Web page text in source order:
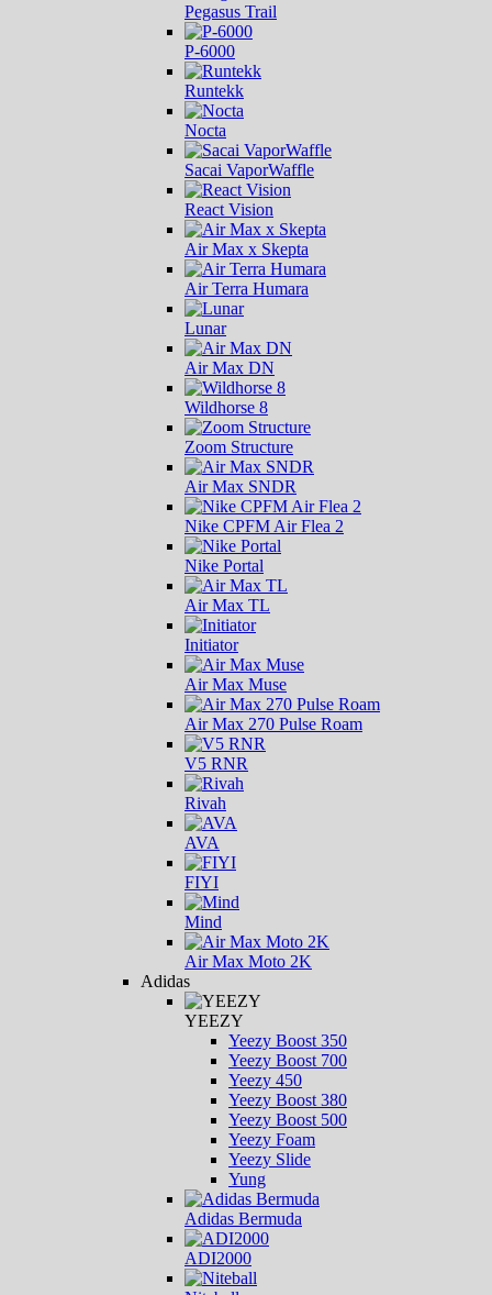
Pegasus Trail
P-6000
Runtekk
Nocta
Sacai VaporWaffle
React Vision
Air Max x Skepta
Air Terra Humara
Lunar
Air Max DN
Wildhorse 8
Zoom Structure
Air Max SNDR
Nike CPFM Air Flea 2
Nike Portal
Air Max TL
Initiator
Air Max Muse
Air Max 270 Pulse Roam
V5 RNR
Rivah
AVA
FIYI
Mind
Air Max Moto 2K
Adidas
YEEZY
Yeezy Boost 350
Yeezy Boost 700
Yeezy 450
Yeezy Boost 380
Yeezy Boost 500
Yeezy Foam
Yeezy Slide
Yung
Adidas Bermuda
ADI2000